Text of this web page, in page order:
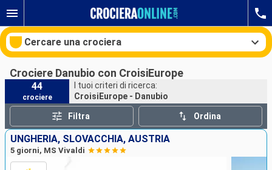
Cercare una crociera
Le nostre destinazioni
Mesi di partenza
Porti
Crociere Danubio con CroisiEurope
44
crociere
I tuoi criteri di ricerca:
CroisiEurope - Danubio
Filtra Ordina
UNGHERIA, SLOVACCHIA, AUSTRIA
5 giorni, MS Vivaldi